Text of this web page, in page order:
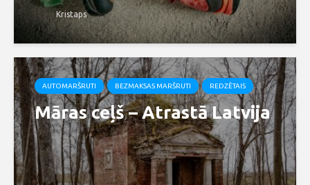
Kristaps
AUTOMARŠRUTI BEZMAKSAS MARŠRUTI REDZĒTAIS
Māras ceļš – Atrastā Latvija